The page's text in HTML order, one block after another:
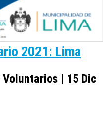
2021: Lima
| 15 Dic